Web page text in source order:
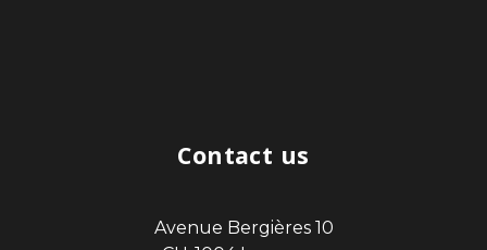
Contact us
Avenue Bergières 10